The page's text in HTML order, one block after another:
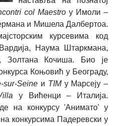
col Maestro у Имоли –
и Мишела Далбертоа.
курсевима код
Наума Штаркмана,
Золтана Кочиша. Био је
Коњовић у Београду,
sur-Seine и TIMу Марсеју –
у Вићенци – Италија.
на конкурсу 'Анимато' у
конкурсима Падеревски у